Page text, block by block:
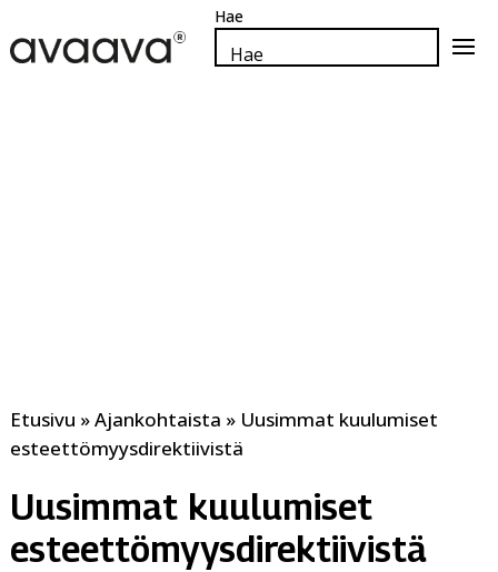
pääsisältöön
kiinto
for...
Etusivu »Ajankohtaista » Uusimmat kuulumiset
esteettömyysdirektiivistä
Uusimmat kuulumiset
esteettömyysdirektiivistä